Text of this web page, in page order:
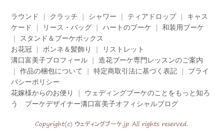
ラウンド ｜ クラッチ ｜ シャワー ｜ ティアドロップ｜ キャス
ケード
｜ リース・バッグ ｜ハートのブーケ ｜和装用ブーケ
｜ スタンド＆ブーケボックス
お花冠 ｜ ボンネ＆髪飾り ｜
リストレット
溝口富美子プロフィール ｜造花ブーケ専門レッスンのご案内
｜作品の梱包について ｜特定商取引法に基づく表記 ｜ プライ
バシーポリシー
花嫁様からのお便り
｜ ウェディングブーケのことをもっと知ろ
う ブーケデザイナー溝口富美子オフィシャルブログ